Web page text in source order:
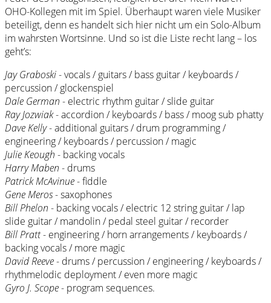
OHO-Kollegen mit im Spiel. Überhaupt waren viele Musiker
beteiligt, denn es handelt sich hier nicht um ein Solo-Album
im wahrsten Wortsinne. Und so ist die Liste recht lang – los
geht’s:
Jay Graboski- vocals / guitars / bass guitar / keyboards /
percussion / glockenspiel
Dale German - electric rhythm guitar / slide guitar
Ray Jozwiak- accordion / keyboards / bass / moog sub phatty
Dave Kelly- additional guitars / drum programming /
engineering / keyboards / percussion / magic
Julie Keough - backing vocals
Harry Maben - drums
Patrick McAvinue- fiddle
Gene Meros- saxophones
Bill Phelon - backing vocals / electric 12 string guitar / lap
slide guitar / mandolin / pedal steel guitar / recorder
Bill Pratt- engineering / horn arrangements / keyboards /
backing vocals / more magic
David Reeve- drums / percussion / engineering / keyboards /
rhythmelodic deployment / even more magic
Gyro J. Scope- program sequences.